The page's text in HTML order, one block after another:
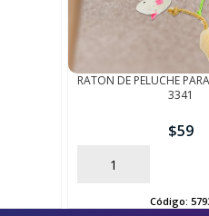
RATON DE PELUCHE
3341
$59
AÑADIR
Código: